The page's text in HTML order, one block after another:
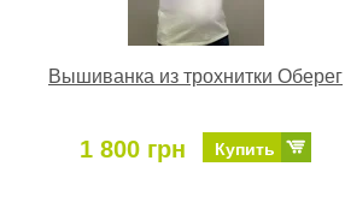
Вышиванка из трохнитки Оберег
1 800 грн Купить